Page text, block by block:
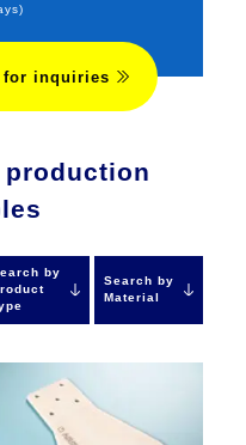
for inquiries
by
Search by
Material